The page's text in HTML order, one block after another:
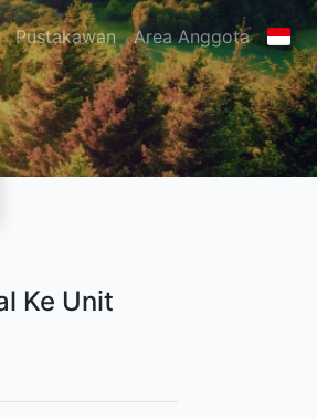
Pustakawan Area Anggota
Ke Unit